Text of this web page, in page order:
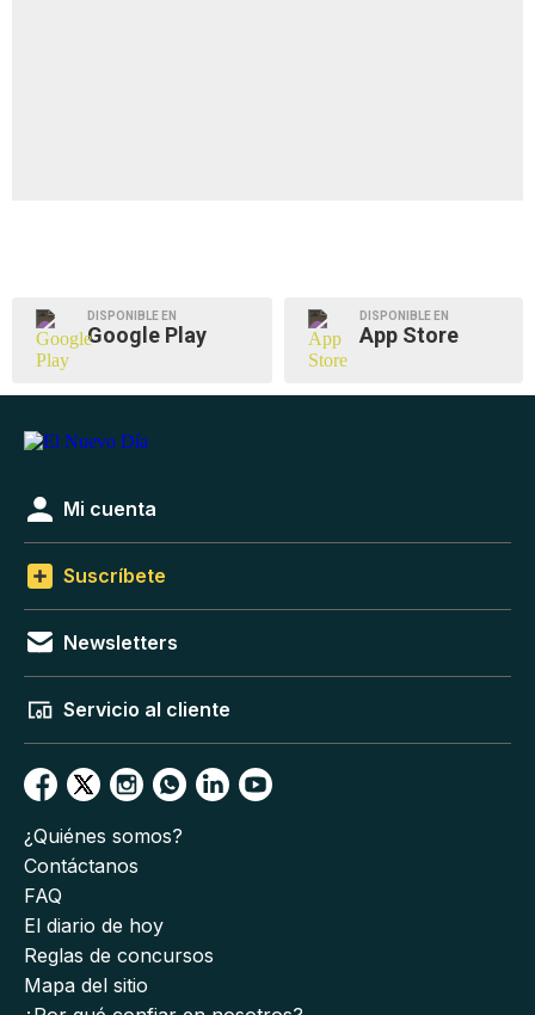
DISPONIBLE EN
Google Play
DISPONIBLE EN
App Store
Mi cuenta
Suscríbete
Newsletters
Servicio al cliente
¿Quiénes somos?
Contáctanos
FAQ
El diario de hoy
Reglas de concursos
Mapa del sitio